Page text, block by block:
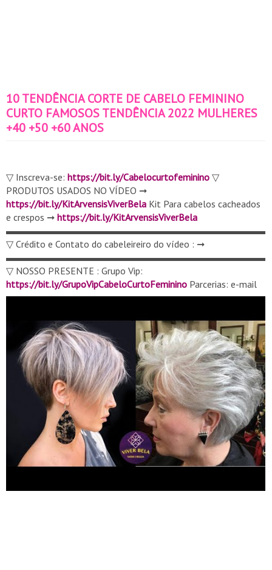
10 TENDÊNCIA CORTE DE CABELO FEMININO
CURTO FAMOSOS TENDÊNCIA 2022 MULHERES
+40 +50 +60 ANOS
▽ Inscreva-se: https://bit.ly/Cabelocurtofeminino ▽
PRODUTOS USADOS NO VÍDEO ➞
https://bit.ly/KitArvensisViverBela Kit Para cabelos cacheados
e crespos ➞ https://bit.ly/KitArvensisViverBela
▽ Crédito e Contato do cabeleireiro do vídeo : ➞
▽ NOSSO PRESENTE : Grupo Vip:
https://bit.ly/GrupoVipCabeloCurtoFeminino Parcerias: e-mail
dicascabelocurto@gmail.com
▽ Obrigado por assistir e apoiar nosso canal aguarde para ver
vídeos novos todos os dias no viver bela oficial! Se você vê um
clipe de sua propriedade que não enviou ou forneceu conteúdo
para uso, provavelmente recebemos permissões falsas e
ficaríamos felizes em resolver isso para você! Por favor, envie-
nos um e-mail paradicascabelocurto@gmail.com, ou você
pode comentar abaixo deste vídeo. Muito obrigado!
▽ Playlist: ➞ Cabelo curto para senhoras:
https://bit.ly/3uteQoqCabelo curto crespo:
https://bit.ly/3uteQoq#shorts #cabelocurtofeminino